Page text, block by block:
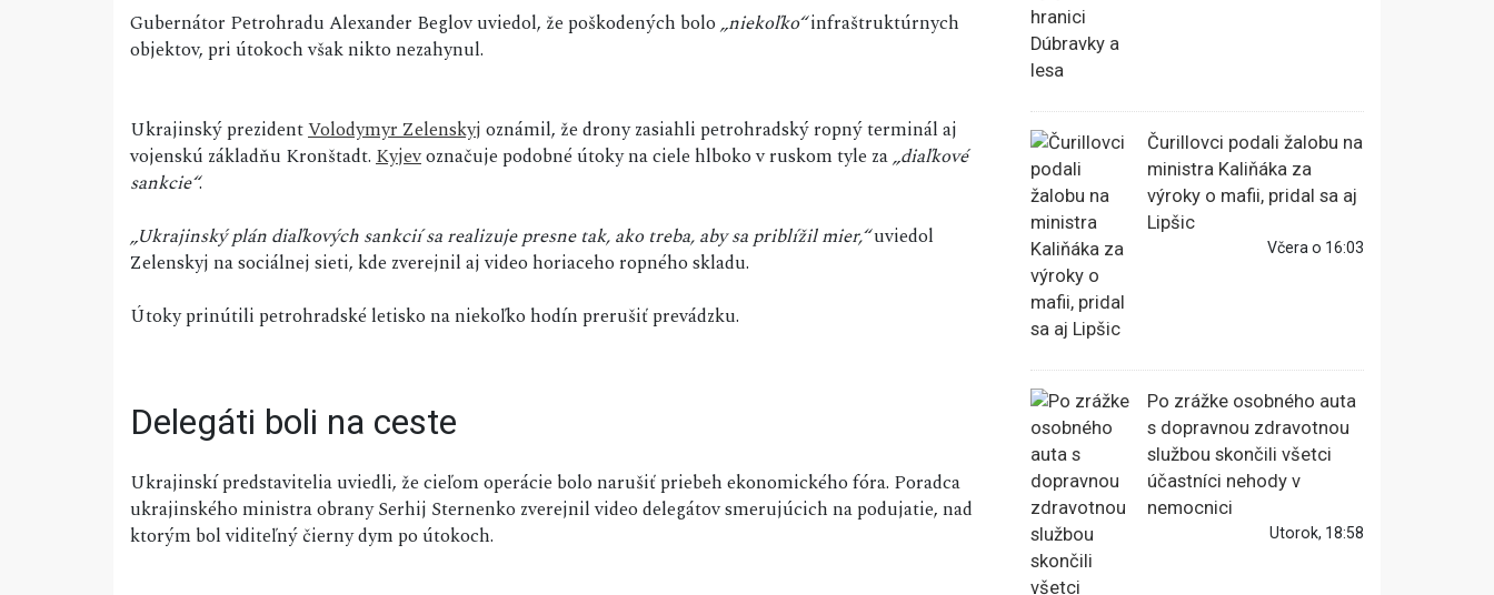
Gubernátor Petrohradu Alexander Beglov uviedol, že poškodených bolo„niekoľko“infraštruktúrnych
objektov, pri útokoch však nikto nezahynul.
Ukrajinský prezidentVolodymyr Zelenskyjoznámil, že drony zasiahli petrohradský ropný terminál aj
vojenskú základňu Kronštadt.Kyjevoznačuje podobné útoky na ciele hlboko v ruskom tyle za„diaľkové
sankcie“.
„Ukrajinský plán diaľkových sankcií sa realizuje presne tak, ako treba, aby sa priblížil mier,“uviedol
Zelenskyj na sociálnej sieti, kde zverejnil aj video horiaceho ropného skladu.
Útoky prinútili petrohradské letisko na niekoľko hodín prerušiť prevádzku.
Delegáti boli na ceste
Ukrajinskí predstavitelia uviedli, že cieľom operácie bolo narušiť priebeh ekonomického fóra. Poradca
ukrajinského ministra obrany Serhij Sternenko zverejnil video delegátov smerujúcich na podujatie, nad
ktorým bol viditeľný čierny dym po útokoch.
Čurillovci podali žalobu na
ministra Kaliňáka za
výroky o mafii, pridal sa aj
Lipšic
Včera o 16:03
Po zrážke osobného auta
s dopravnou zdravotnou
službou skončili všetci
účastníci nehody v
nemocnici
Utorok, 18:58